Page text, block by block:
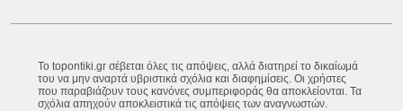
Το topontiki.gr σέβεται όλες τις απόψεις, αλλά διατηρεί το δικαίωμά
του να μην αναρτά υβριστικά σχόλια και διαφημίσεις. Οι χρήστες
που παραβιάζουν τους κανόνες συμπεριφοράς θα αποκλείονται. Τα
σχόλια απηχούν αποκλειστικά τις απόψεις των αναγνωστών.